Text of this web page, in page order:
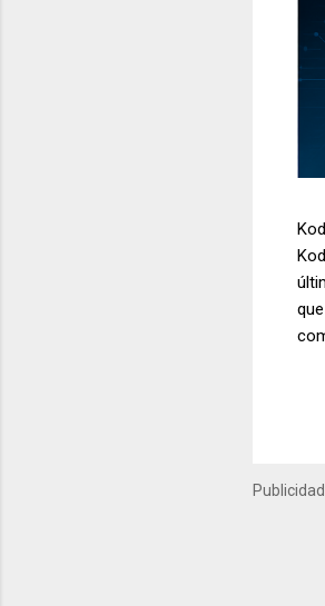
Publicidad